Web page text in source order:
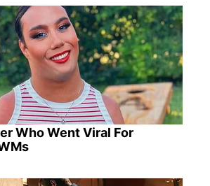
Who Went Viral For